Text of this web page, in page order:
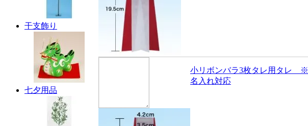
干支飾り
七夕用品
小リボンバラ3枚タレ用タレ ※
名入れ対応